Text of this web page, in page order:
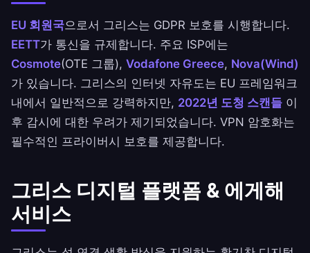
EU 회원국으로서 그리스는 GDPR 보호를 시행합니다.
EETT가 통신을 규제합니다. 주요 ISP에는
Cosmote(OTE 그룹), Vodafone Greece, Nova(Wind)
가 있습니다. 그리스의 인터넷 자유도는 EU 프레임워크
내에서 일반적으로 강력하지만, 2022년 도청 스캔들 이
후 감시에 대한 우려가 제기되었습니다. VPN 암호화는
필수적인 프라이버시 보호를 제공합니다.
그리스 디지털 플랫폼 & 에게해
서비스